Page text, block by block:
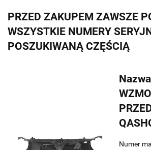
PRZED ZAKUPEM ZAWSZE
WSZYSTKIE NUMERY
POSZUKIWANĄ CZĘŚCIĄ
Numer